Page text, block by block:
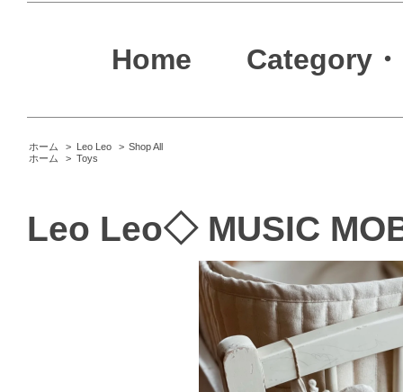
Home Category
ホーム > Leo Leo > Shop All
ホーム
> Toys
Leo Leo◇ MUSIC